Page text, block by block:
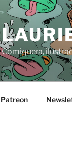
Comiquera,
Patreon